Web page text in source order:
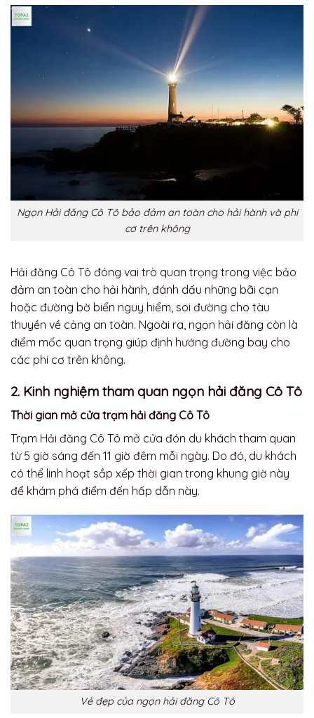
Ngọn Hải đăng Cô Tô bảo đảm an toàn cho hải hành và phi
cơ trên không
Hải đăng Cô Tô đóng vai trò quan trọng trong việc bảo
đảm an toàn cho hải hành, đánh dấu những bãi cạn
hoặc đường bờ biển nguy hiểm, soi đường cho tàu
thuyền về cảng an toàn. Ngoài ra, ngọn hải đăng còn là
điểm mốc quan trọng giúp định hướng đường bay cho
các phi cơ trên không.
2. Kinh nghiệm tham quan ngọn hải đăng Cô Tô
Thời gian mở cửa trạm hải đăng Cô Tô
Trạm Hải đăng Cô Tô mở cửa đón du khách tham quan
từ 5 giờ sáng đến 11 giờ đêm mỗi ngày. Do đó, du khách
có thể linh hoạt sắp xếp thời gian trong khung giờ này
để khám phá điểm đến hấp dẫn này.
Vẻ đẹp của ngọn hải đăng Cô Tô